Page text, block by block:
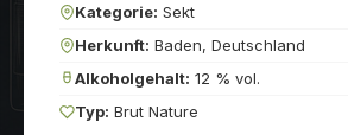
Kategorie: Sekt
Herkunft: Baden, Deutschland
Alkoholgehalt: 12 % vol.
Typ: Brut Nature